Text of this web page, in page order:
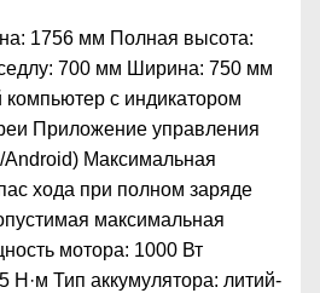
1756 мм Полная высота:
700 мм Ширина: 750 мм
с индикатором
Приложение управления
Максимальная
хода при полном заряде
максимальная
мотора: 1000 Вт
Н·м Тип аккумулятора: литий-